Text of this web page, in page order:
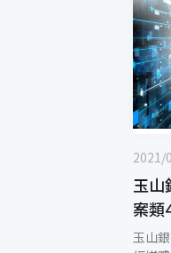
2021/
玉山
案類
玉山